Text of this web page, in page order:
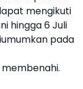
mengikuti
hingga 6 Juli
pada